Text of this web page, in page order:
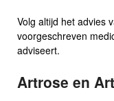
Volg altijd het advies
voorgeschreven
adviseert.
Artrose en